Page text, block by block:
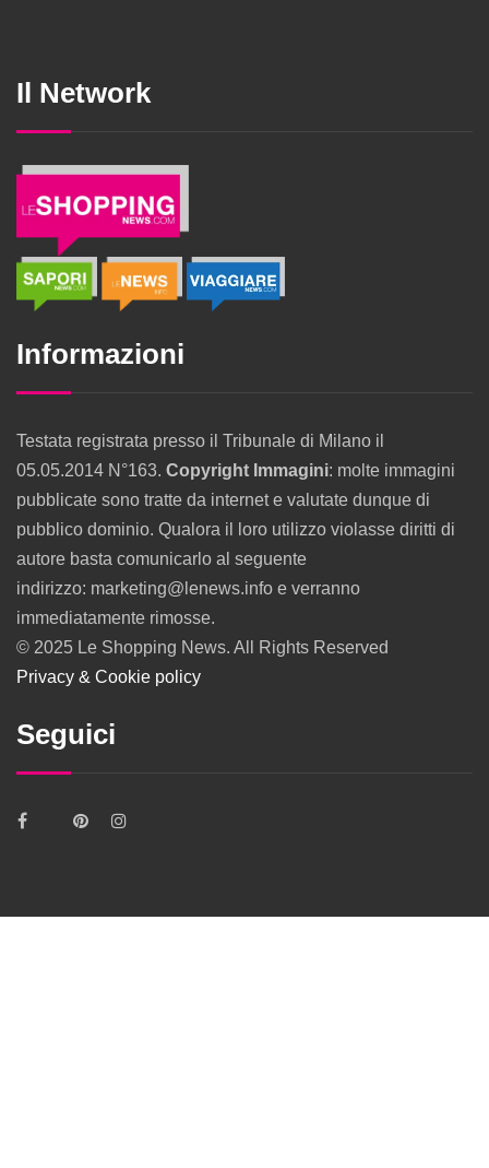
Il Network
Informazioni
Testata registrata presso il Tribunale di Milano il
05.05.2014 N°163. Copyright Immagini: molte immagini
pubblicate sono tratte da internet e valutate dunque di
pubblico dominio. Qualora il loro utilizzo violasse diritti di
autore basta comunicarlo al seguente
indirizzo: marketing@lenews.info e verranno
immediatamente rimosse.
© 2025 Le Shopping News. All Rights Reserved
Privacy & Cookie policy
Seguici